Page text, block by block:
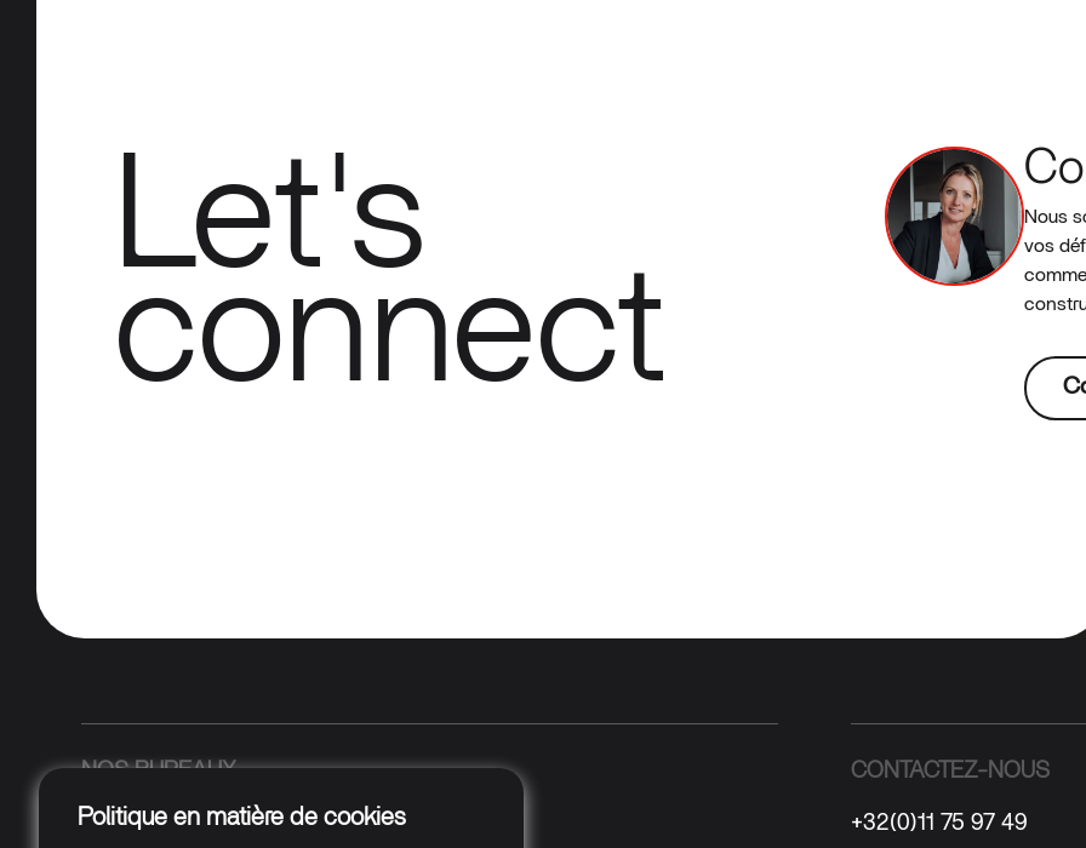
Let's
connect
Nous
vos
NOS BUREAUX
Middenweg 9
CONTACTEZ-NOUS
+32(0)11 75 97 49
Politique en matière de cookies